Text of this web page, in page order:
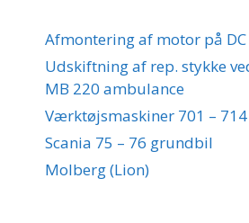
Afmontering af motor på DC
Udskiftning af rep. stykke
MB 220 ambulance
Værktøjsmaskiner 701 – 714
Scania 75 – 76 grundbil
Molberg (Lion)